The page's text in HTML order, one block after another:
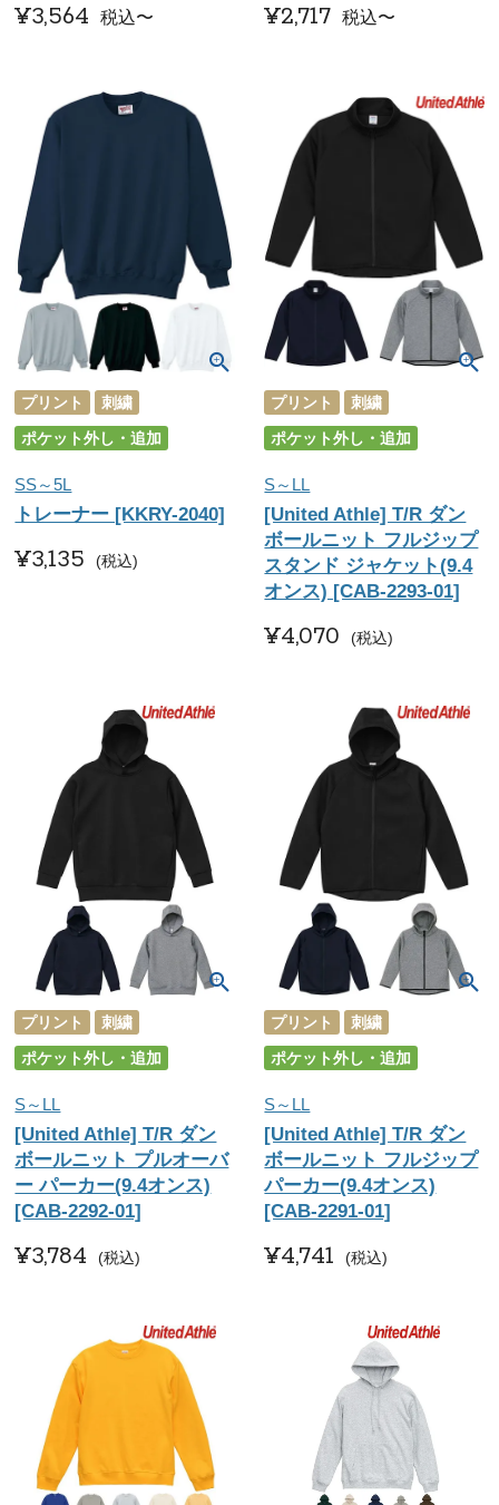
¥3,564 税込〜 ¥2,717 税込〜
プリント
刺繍
ポケット外し・追加
SS～5L
トレーナー [KKRY-2040]
¥3,135 税込
プリント
刺繍
ポケット外し・追加
S～LL
[United Athle] T/R ダン
ボールニット フルジップ
スタンド ジャケット(9.4
オンス) [CAB-2293-01]
¥4,070 税込
プリント
刺繍
ポケット外し・追加
S～LL
[United Athle] T/R ダン
ボールニット プルオーバ
ー パーカー(9.4オンス)
[CAB-2292-01]
¥3,784 税込
プリント
刺繍
ポケット外し・追加
S～LL
[United Athle] T/R ダン
ボールニット フルジップ
パーカー(9.4オンス)
[CAB-2291-01]
¥4,741 税込